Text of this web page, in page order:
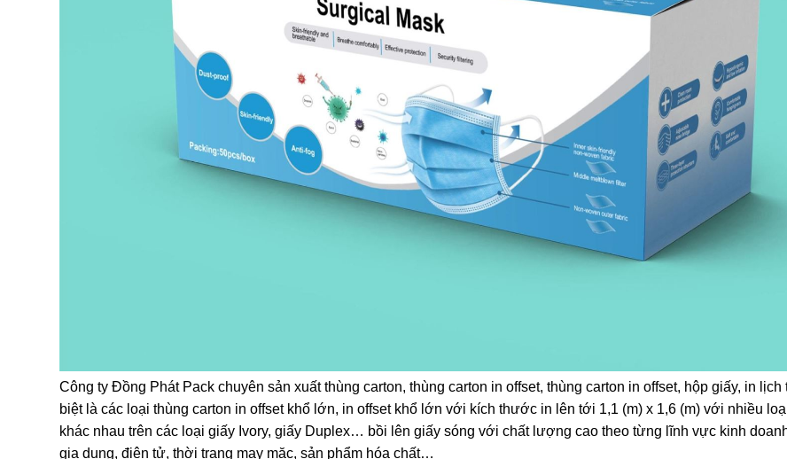
Công ty Đồng Phát Pack chuyên sản xuất thùng carton, thùng carton in offset, thùng carton in offset, hộp giấy, in
biệt là các loại thùng carton in offset khổ lớn, in offset khổ lớn với kích thước in lên tới 1,1 (m) x 1,6 (m) với nhiều
khác nhau trên các loại giấy Ivory, giấy Duplex… bồi lên giấy sóng với chất lượng cao theo từng lĩnh vực kinh
gia dụng, điện tử, thời trang may mặc, sản phẩm hóa chất…